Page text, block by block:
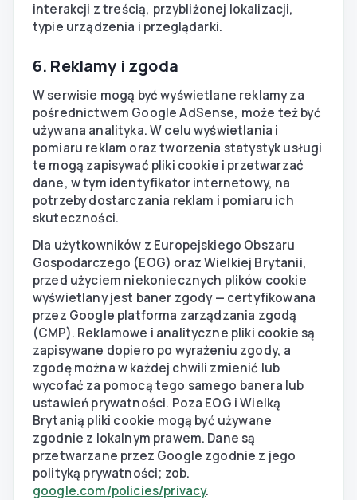
interakcji z treścią, przybliżonej lokalizacji,
typie urządzenia i przeglądarki.
6. Reklamy i zgoda
W serwisie mogą być wyświetlane reklamy za
pośrednictwem Google AdSense, może też być
używana analityka. W celu wyświetlania i
pomiaru reklam oraz tworzenia statystyk usługi
te mogą zapisywać pliki cookie i przetwarzać
dane, w tym identyfikator internetowy, na
potrzeby dostarczania reklam i pomiaru ich
skuteczności.
Dla użytkowników z Europejskiego Obszaru
Gospodarczego (EOG) oraz Wielkiej Brytanii,
przed użyciem niekoniecznych plików cookie
wyświetlany jest baner zgody — certyfikowana
przez Google platforma zarządzania zgodą
(CMP). Reklamowe i analityczne pliki cookie są
zapisywane dopiero po wyrażeniu zgody, a
zgodę można w każdej chwili zmienić lub
wycofać za pomocą tego samego banera lub
ustawień prywatności. Poza EOG i Wielką
Brytanią pliki cookie mogą być używane
zgodnie z lokalnym prawem. Dane są
przetwarzane przez Google zgodnie z jego
polityką prywatności; zob.
google.com/policies/privacy.